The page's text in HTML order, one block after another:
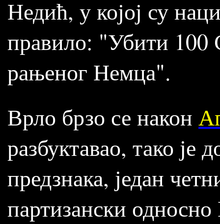
Недић, у којој су
правило: "Убити 100
рањеног Немца".
Врло брзо се након
разбуктавао, тако је
предзнака, један
партизански